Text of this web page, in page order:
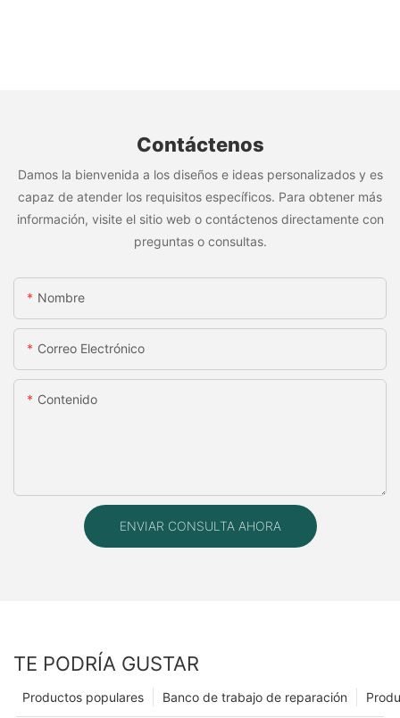
Contáctenos
Damos la bienvenida a los diseños e ideas personalizados y es
capaz de atender los requisitos específicos. Para obtener más
información, visite el sitio web o contáctenos directamente con
preguntas o consultas.
Nombre
Correo Electrónico
Contenido
ENVIAR CONSULTA AHORA
TE PODRÍA GUSTAR
Banco de trabajo de reparación
Productos populares